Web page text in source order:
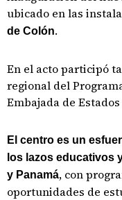
ubicado en las
de Colón.
En el acto participó
regional del
Embajada de
El centro es un
los lazos educativos
y Panamá, con
oportunidades de